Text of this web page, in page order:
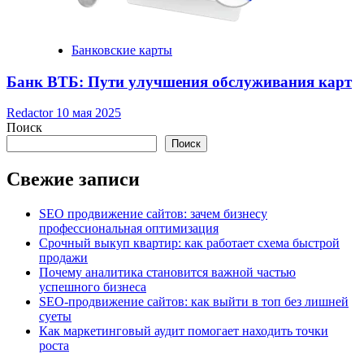
Банковские карты
Банк ВТБ: Пути улучшения обслуживания карт
Redactor 10 мая 2025
Поиск
Поиск
Свежие записи
SEO продвижение сайтов: зачем бизнесу
профессиональная оптимизация
Срочный выкуп квартир: как работает схема быстрой
продажи
Почему аналитика становится важной частью
успешного бизнеса
SEO-продвижение сайтов: как выйти в топ без лишней
суеты
Как маркетинговый аудит помогает находить точки
роста